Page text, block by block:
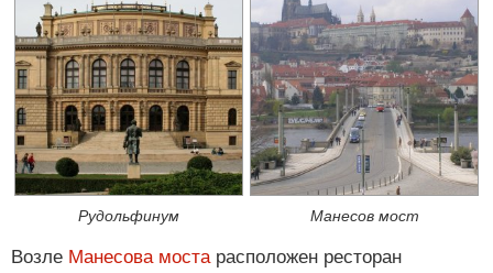
Рудольфинум Манесов мост
Возле Манесова моста расположен ресторан